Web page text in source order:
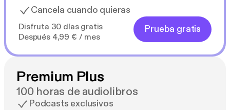
Cancela cuando quieras
Disfruta 30 días gratis
Después 4,99 € / mes
Prueba gratis
Premium Plus
100 horas de audiolibros
Podcasts exclusivos